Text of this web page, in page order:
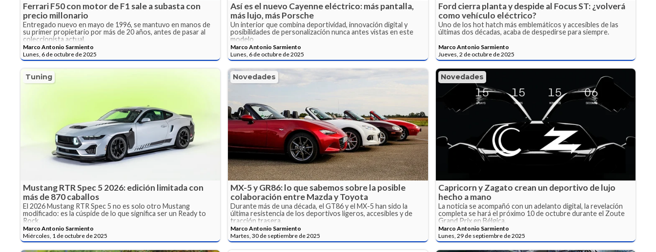
Ferrari F50 con motor de F1 sale a subasta con
precio millonario
Entregado nuevo en mayo de 1996, se mantuvo en manos de
su primer propietario por más de 20 años, antes de pasar al
coleccionista actual.
Marco Antonio Sarmiento
Lunes, 6 de octubre de 2025
Así es el nuevo Cayenne eléctrico: más pantalla,
más lujo, más Porsche
Un interior que combina deportividad, innovación digital y
posibilidades de personalización nunca antes vistas en este
modelo
Marco Antonio Sarmiento
Lunes, 6 de octubre de 2025
Ford cierra planta y despide al Focus ST: ¿volverá
como vehículo eléctrico?
Uno de los hot hatch más emblemáticos y accesibles de las
últimas dos décadas, acaba de despedirse para siempre.
Marco Antonio Sarmiento
Jueves, 2 de octubre de 2025
Tuning
Mustang RTR Spec 5 2026: edición limitada con
más de 870 caballos
El 2026 Mustang RTR Spec 5 no es solo otro Mustang
modificado: es la cúspide de lo que significa ser un Ready to
Rock.
Marco Antonio Sarmiento
Miércoles, 1 de octubre de 2025
Novedades
MX-5 y GR86: lo que sabemos sobre la posible
colaboración entre Mazda y Toyota
Durante más de una década, el GT86 y el MX-5 han sido la
última resistencia de los deportivos ligeros, accesibles y de
tracción trasera.
Marco Antonio Sarmiento
Martes, 30 de septiembre de 2025
Novedades
Capricorn y Zagato crean un deportivo de lujo
hecho a mano
La noticia se acompañó con un adelanto digital, la revelación
completa se hará el próximo 10 de octubre durante el Zoute
Grand Prix en Bélgica.
Marco Antonio Sarmiento
Lunes, 29 de septiembre de 2025